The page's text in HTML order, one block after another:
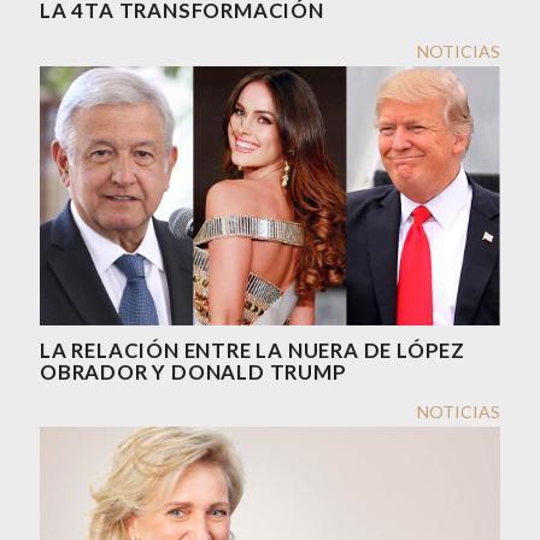
LA 4TA TRANSFORMACIÓN
NOTICIAS
LA RELACIÓN ENTRE LA NUERA DE LÓPEZ
OBRADOR Y DONALD TRUMP
NOTICIAS